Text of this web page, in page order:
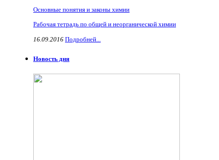
Основные понятия и законы химии
Рабочая тетрадь по общей и неорганической химии
16.09.2016 Подробней...
Новость дня